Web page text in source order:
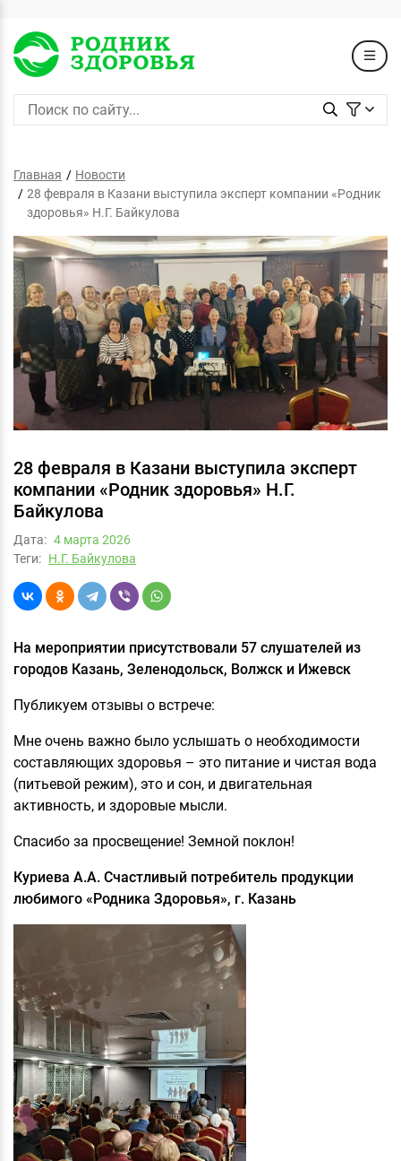
Главная
Новости
28 февраля в Казани выступила эксперт компании «Родник
здоровья» Н.Г. Байкулова
28 февраля в Казани выступила эксперт
компании «Родник здоровья» Н.Г.
Байкулова
Дата: 4 мартa 2026
Теги: Н.Г. Байкулова
На мероприятии присутствовали 57 слушателей из
городов Казань, Зеленодольск, Волжск и Ижевск
Публикуем отзывы о встрече:
Мне очень важно было услышать о необходимости
составляющих здоровья – это питание и чистая вода
(питьевой режим), это и сон, и двигательная
активность, и здоровые мысли.
Спасибо за просвещение! Земной поклон!
Куриева А.А. Счастливый потребитель продукции
любимого «Родника Здоровья», г. Казань